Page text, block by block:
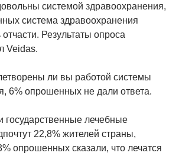
системой здравоохранения,
система здравоохранения
Результаты опроса
Veidas.
ли вы работой системы
6% опрошенных не дали ответа.
государственные лечебные
22,8% жителей страны,
опрошенных сказали, что лечатся